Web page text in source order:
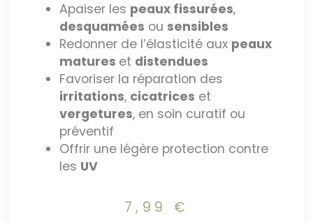
Apaiser les peaux fissurées,
desquamées ou sensibles
Redonner de l’élasticité aux peaux
matures et distendues
Favoriser la réparation des
irritations, cicatrices et
vergetures, en soin curatif ou
préventif
Offrir une légère protection contre
les UV
7,99 €